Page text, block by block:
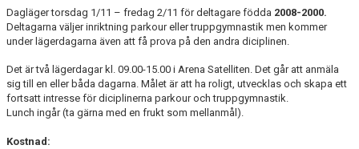
NYHETER
KONTAKT
Dagläger torsdag 1/11 – fredag 2/11 för deltagare födda 2008-2000.
Deltagarna väljer inriktning parkour eller truppgymnastik men kommer
under lägerdagarna även att få prova på den andra diciplinen.
Det är två lägerdagar kl. 09.00-15.00 i Arena Satelliten. Det går att anmäla
sig till en eller båda dagarna. Målet är att ha roligt, utvecklas och skapa ett
fortsatt intresse för diciplinerna parkour och truppgymnastik.
Lunch ingår (ta gärna med en frukt som mellanmål).
Kostnad: